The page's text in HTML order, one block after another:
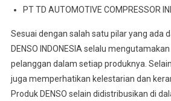
PT TD AUTOMOTIVE COMPRESSOR
Sesuai dengan salah satu pilar yang ada
DENSO INDONESIA selalu
pelanggan dalam setiap produknya.
juga memperhatikan kelestarian dan
Produk DENSO selain didistribusikan di